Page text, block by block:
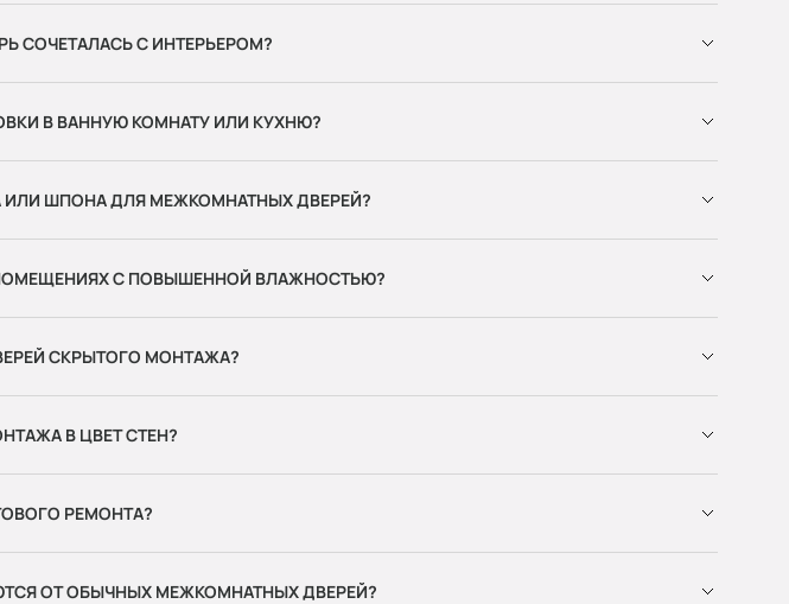
СОЧЕТАЛАСЬ С ИНТЕРЬЕРОМ?
В ВАННУЮ КОМНАТУ ИЛИ КУХНЮ?
ШПОНА ДЛЯ МЕЖКОМНАТНЫХ ДВЕРЕЙ?
С ПОВЫШЕННОЙ ВЛАЖНОСТЬЮ?
СКРЫТОГО МОНТАЖА?
В ЦВЕТ СТЕН?
РЕМОНТА?
ОТ ОБЫЧНЫХ МЕЖКОМНАТНЫХ ДВЕРЕЙ?